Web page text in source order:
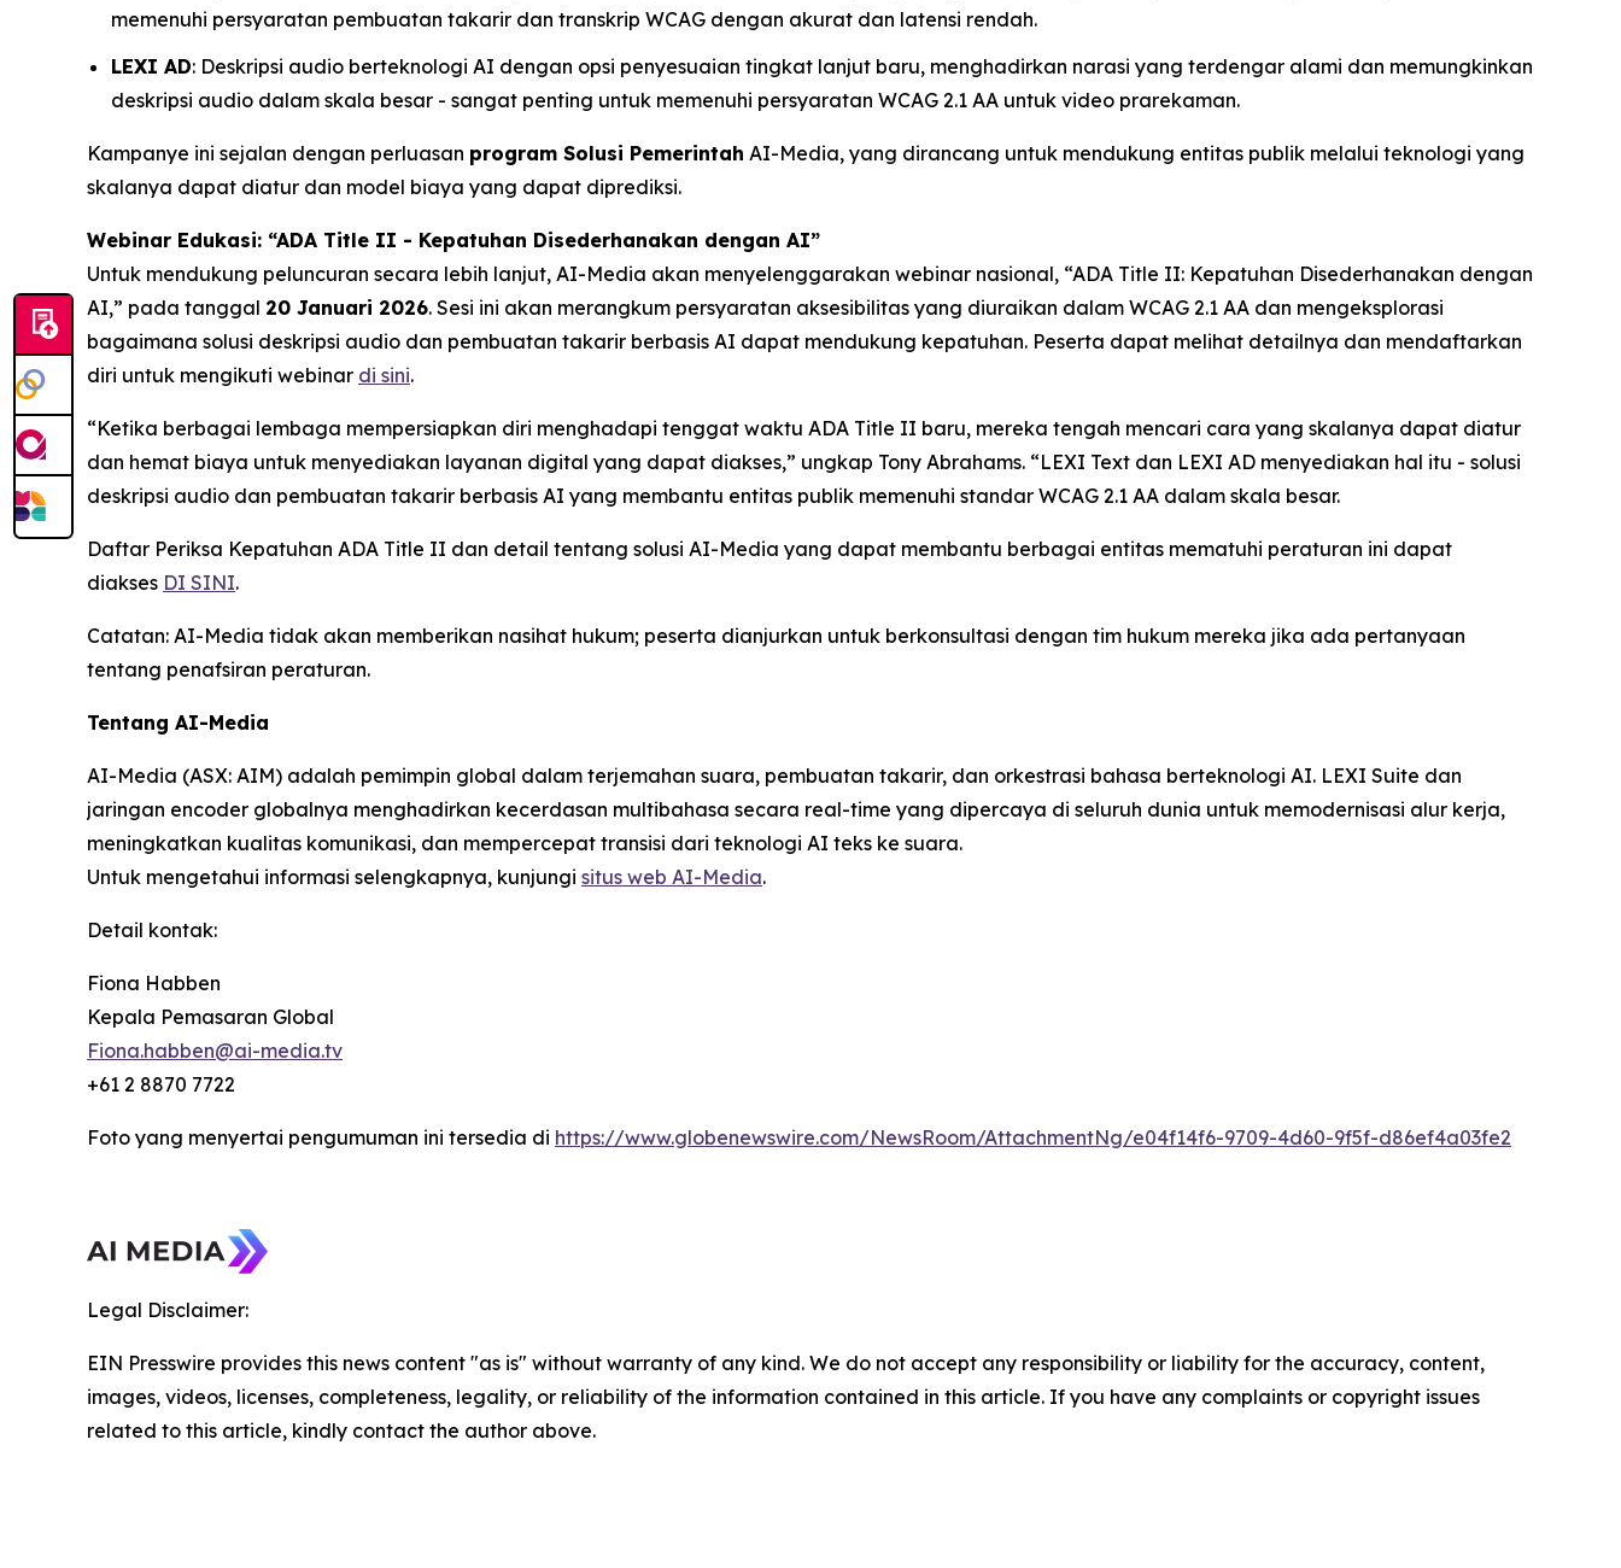
memenuhi persyaratan pembuatan takarir dan transkrip WCAG dengan akurat dan latensi rendah.
LEXI AD: Deskripsi audio berteknologi AI dengan opsi penyesuaian tingkat lanjut baru, menghadirkan narasi yang terdengar alami dan memungkinkan
deskripsi audio dalam skala besar - sangat penting untuk memenuhi persyaratan WCAG 2.1 AA untuk video prarekaman.
Kampanye ini sejalan dengan perluasan program Solusi Pemerintah AI-Media, yang dirancang untuk mendukung entitas publik melalui teknologi yang
skalanya dapat diatur dan model biaya yang dapat diprediksi.
Webinar Edukasi: “ADA Title II - Kepatuhan Disederhanakan dengan AI”
Untuk mendukung peluncuran secara lebih lanjut, AI-Media akan menyelenggarakan webinar nasional, “ADA Title II: Kepatuhan Disederhanakan dengan
AI,” pada tanggal 20 Januari 2026. Sesi ini akan merangkum persyaratan aksesibilitas yang diuraikan dalam WCAG 2.1 AA dan mengeksplorasi
bagaimana solusi deskripsi audio dan pembuatan takarir berbasis AI dapat mendukung kepatuhan. Peserta dapat melihat detailnya dan mendaftarkan
diri untuk mengikuti webinar di sini.
“Ketika berbagai lembaga mempersiapkan diri menghadapi tenggat waktu ADA Title II baru, mereka tengah mencari cara yang skalanya dapat diatur
dan hemat biaya untuk menyediakan layanan digital yang dapat diakses,” ungkap Tony Abrahams. “LEXI Text dan LEXI AD menyediakan hal itu - solusi
deskripsi audio dan pembuatan takarir berbasis AI yang membantu entitas publik memenuhi standar WCAG 2.1 AA dalam skala besar.
Daftar Periksa Kepatuhan ADA Title II dan detail tentang solusi AI-Media yang dapat membantu berbagai entitas mematuhi peraturan ini dapat
diakses DI SINI.
Catatan: AI-Media tidak akan memberikan nasihat hukum; peserta dianjurkan untuk berkonsultasi dengan tim hukum mereka jika ada pertanyaan
tentang penafsiran peraturan.
Tentang AI-Media
AI-Media (ASX: AIM) adalah pemimpin global dalam terjemahan suara, pembuatan takarir, dan orkestrasi bahasa berteknologi AI. LEXI Suite dan
jaringan encoder globalnya menghadirkan kecerdasan multibahasa secara real-time yang dipercaya di seluruh dunia untuk memodernisasi alur kerja,
meningkatkan kualitas komunikasi, dan mempercepat transisi dari teknologi AI teks ke suara.
Untuk mengetahui informasi selengkapnya, kunjungi situs web AI-Media.
Detail kontak:
Fiona Habben
Kepala Pemasaran Global
Fiona.habben@ai-media.tv
+61 2 8870 7722
Foto yang menyertai pengumuman ini tersedia di https://www.globenewswire.com/NewsRoom/AttachmentNg/e04f14f6-9709-4d60-9f5f-d86ef4a03fe2
Legal Disclaimer:
EIN Presswire provides this news content "as is" without warranty of any kind. We do not accept any responsibility or liability for the accuracy, content,
images, videos, licenses, completeness, legality, or reliability of the information contained in this article. If you have any complaints or copyright issues
related to this article, kindly contact the author above.